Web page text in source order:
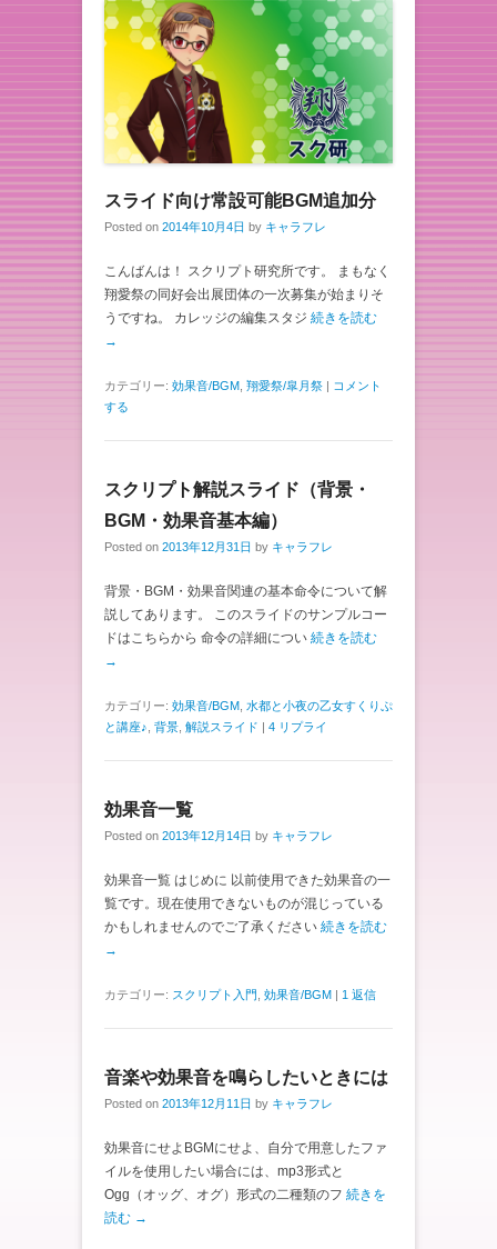
スライド向け常設可能BGM追加分
Posted on 2014年10月4日 by キャラフレ
こんばんは！ スクリプト研究所です。 まもなく
翔愛祭の同好会出展団体の一次募集が始まりそ
うですね。 カレッジの編集スタジ 続きを読む
→
カテゴリー: 効果音/BGM 翔愛祭/皐月祭
コメント
する
スクリプト解説スライド（背景・
BGM・効果音基本編）
Posted on 2013年12月31日 by キャラフレ
背景・BGM・効果音関連の基本命令について解
説してあります。 このスライドのサンプルコー
ドはこちらから 命令の詳細につい 続きを読む
→
カテゴリー: 効果音/BGM 水都と小夜の乙女すくりぷ
と講座♪ 背景 解説スライド 4 リプライ
効果音一覧
Posted on 2013年12月14日 by キャラフレ
効果音一覧 はじめに 以前使用できた効果音の一
覧です。現在使用できないものが混じっている
かもしれませんのでご了承ください 続きを読む
→
カテゴリー: スクリプト入門 効果音/BGM 1 返信
音楽や効果音を鳴らしたいときには
Posted on 2013年12月11日 by キャラフレ
効果音にせよBGMにせよ、自分で用意したファ
イルを使用したい場合には、mp3形式と
Ogg（オッグ、オグ）形式の二種類のフ 続きを
読む →